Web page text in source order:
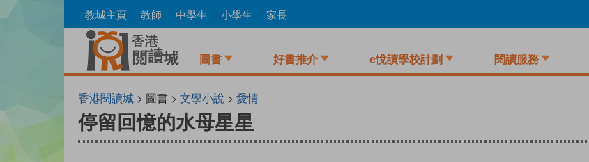
to
教城主頁 教師 中學生 小學生 家長
圖書 好書推介 e悅讀學校計劃 閱讀服務
香港閱讀城> 圖書 > 文學小說 > 愛情
停留回憶的水母星星